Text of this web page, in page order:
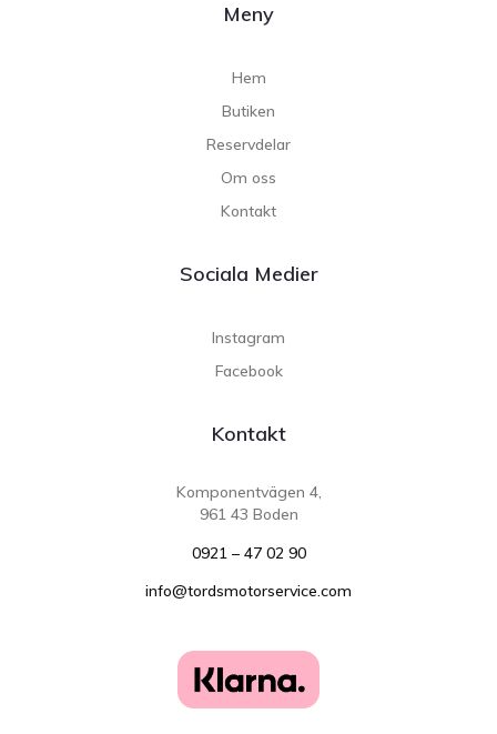
Meny
Hem
Butiken
Reservdelar
Om oss
Kontakt
Sociala Medier
Instagram
Facebook
Kontakt
Komponentvägen 4,
961 43 Boden
0921 – 47 02 90
info@tordsmotorservice.com